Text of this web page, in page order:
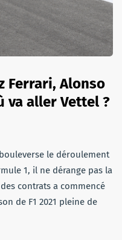
Ferrari, Alonso
va aller Vettel ?
le déroulement
1, il ne dérange pas la
contrats a commencé
de F1 2021 pleine de